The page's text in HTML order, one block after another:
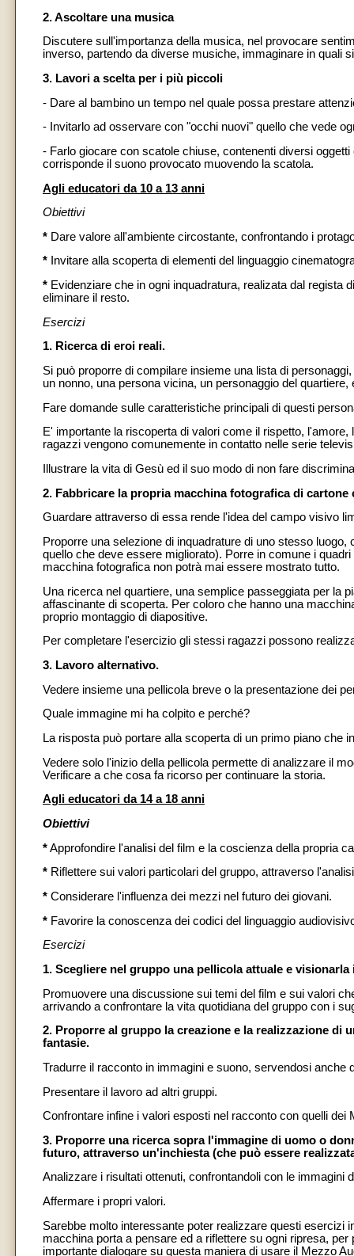
2. Ascoltare una musica
Discutere sull'importanza della musica, nel provocare
inverso, partendo da diverse musiche, immaginare in quali
3. Lavori a scelta per i più piccoli
- Dare al bambino un tempo nel quale possa prestare
- Invitarlo ad osservare con "occhi nuovi" quello che vede
- Farlo giocare con scatole chiuse, contenenti diversi
corrisponde il suono provocato muovendo la scatola.
Agli educatori da 10 a 13 anni
Obiettivi
* Dare valore all'ambiente circostante, confrontando i
* Invitare alla scoperta di elementi del linguaggio
* Evidenziare che in ogni inquadratura, realizata dal regista
eliminare il resto.
Esercizi
1. Ricerca di eroi reali.
Si può proporre di compilare insieme una lista di
un nonno, una persona vicina, un personaggio del quartiere,
Fare domande sulle caratteristiche principali di questi
E' importante la riscoperta di valori come il rispetto,
ragazzi vengono comunemente in contatto nelle serie
Illustrare la vita di Gesù ed il suo modo di non fare
2. Fabbricare la propria macchina fotografica di
Guardare attraverso di essa rende l'idea del campo visivo
Proporre una selezione di inquadrature di uno stesso
quello che deve essere migliorato). Porre in comune i
macchina fotografica non potrà mai essere mostrato tutto.
Una ricerca nel quartiere, una semplice passeggiata per la
affascinante di scoperta. Per coloro che hanno una
proprio montaggio di diapositive.
Per completare l'esercizio gli stessi ragazzi possono
3. Lavoro alternativo.
Vedere insieme una pellicola breve o la presentazione dei
Quale immagine mi ha colpito e perché?
La risposta può portare alla scoperta di un primo piano che
Vedere solo l'inizio della pellicola permette di analizzare il
Verificare a che cosa fa ricorso per continuare la storia.
Agli educatori da 14 a 18 anni
Obiettivi
*Approfondire l'analisi del film e la coscienza della propria
* Riflettere sui valori particolari del gruppo, attraverso
* Considerare l'influenza dei mezzi nel futuro dei giovani.
* Favorire la conoscenza dei codici del linguaggio
Esercizi
1. Scegliere nel gruppo una pellicola attuale e visionarla
Promuovere una discussione sui temi del film e sui valori
arrivando a confrontare la vita quotidiana del gruppo con i
2. Proporre al gruppo la creazione e la realizzazione
fantasie.
Tradurre il racconto in immagini e suono, servendosi anche
Presentare il lavoro ad altri gruppi.
Confrontare infine i valori esposti nel racconto con quelli dei
3. Proporre una ricerca sopra l'immagine di uomo o
futuro, attraverso un'inchiesta (che può essere
Analizzare i risultati ottenuti, confrontandoli con le immagini
Affermare i propri valori.
Sarebbe molto interessante poter realizzare questi esercizi
macchina porta a pensare ed a riflettere su ogni ripresa,
importante dialogare su questa maniera di usare il Mezzo